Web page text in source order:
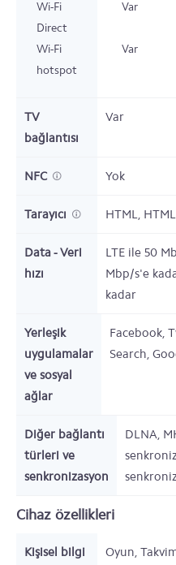
Wi-Fi
Direct
Var
Wi-Fi
hotspot
Var
TV
bağlantısı
Var
NFC Yok
Tarayıcı HTML,
Data - Veri
hızı
LTE ile 50
Mbp/s'e
kadar
Yerleşik
uygulamalar
ve sosyal
ağlar
Facebook,
Search,
Diğer bağlantı
türleri ve
senkronizasyon
DLNA,
Cihaz özellikleri
Kişisel bilgi
Oyun,